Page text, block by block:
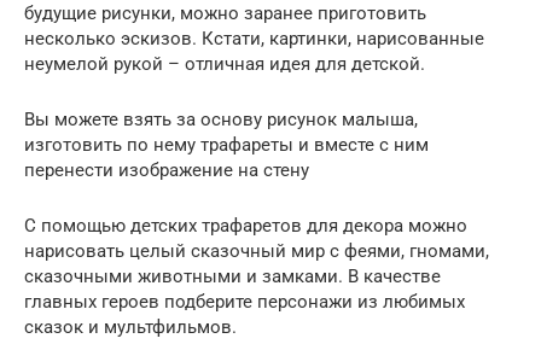
будущие рисунки, можно заранее приготовить
несколько эскизов. Кстати, картинки, нарисованные
неумелой рукой – отличная идея для детской.
Вы можете взять за основу рисунок малыша,
изготовить по нему трафареты и вместе с ним
перенести изображение на стену
С помощью детских трафаретов для декора можно
нарисовать целый сказочный мир с феями, гномами,
сказочными животными и замками. В качестве
главных героев подберите персонажи из любимых
сказок и мультфильмов.